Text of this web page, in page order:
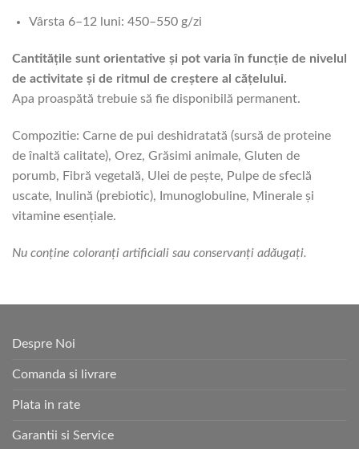
Vârsta 6–12 luni: 450–550 g/zi
Cantitățile sunt orientative și pot varia în funcție de nivelul
de activitate și de ritmul de creștere al cățelului.
Apa proaspătă trebuie să fie disponibilă permanent.
Compozitie: Carne de pui deshidratată (sursă de proteine
de înaltă calitate), Orez, Grăsimi animale, Gluten de
porumb, Fibră vegetală, Ulei de pește, Pulpe de sfeclă
uscate, Inulină (prebiotic), Imunoglobuline, Minerale și
vitamine esențiale.
Nu conține coloranți artificiali sau conservanți adăugați.
Despre Noi
Comanda si livrare
Plata in rate
Garantii si Service